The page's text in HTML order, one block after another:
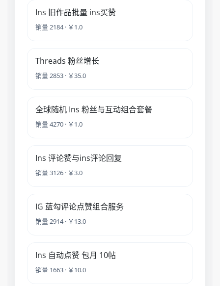
Ins 旧作品批量 ins买赞
销量 2184 · ￥1.0
Threads 粉丝增长
销量 2853 · ￥35.0
全球随机 Ins 粉丝与互动组合套餐
销量 4270 · ￥1.0
Ins 评论赞与ins评论回复
销量 3126 · ￥3.0
IG 蓝勾评论点赞组合服务
销量 2914 · ￥13.0
Ins 自动点赞 包月 10帖
销量 1663 · ￥10.0